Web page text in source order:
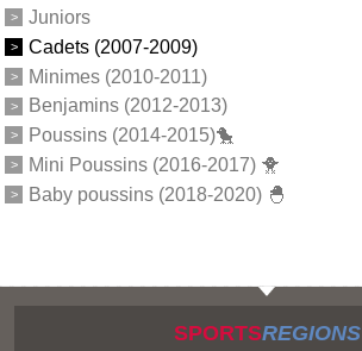
Juniors
Cadets (2007-2009)
Minimes (2010-2011)
Benjamins (2012-2013)
Poussins (2014-2015)🐤
Mini Poussins (2016-2017) 🐥
Baby poussins (2018-2020) 🐣
SPORTSREGIONS